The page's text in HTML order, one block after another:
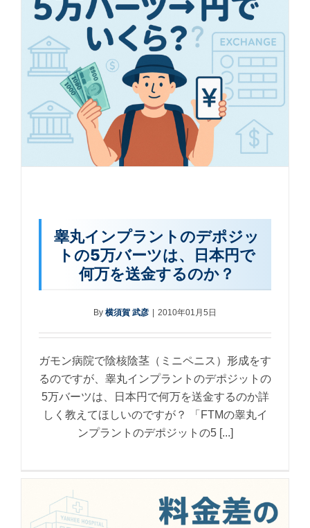
睾丸インプラントのデポジッ
トの5万バーツは、日本円で
何万を送金するのか？
By 横須賀 武彦 | 2010年01月5日
ガモン病院で陰核陰茎（ミニペニス）形成をす
るのですが、睾丸インプラントのデポジットの
5万バーツは、日本円で何万を送金するのか詳
しく教えてほしいのですが？ 「FTMの睾丸イ
ンプラントのデポジットの5 [...]